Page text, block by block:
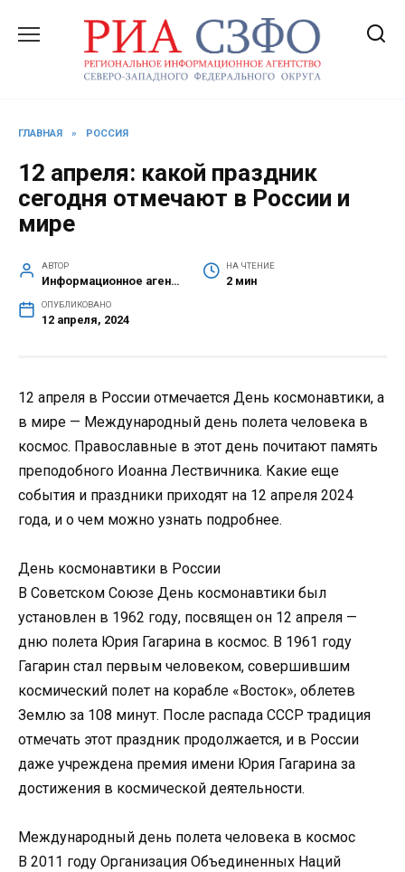
содержанию
ГЛАВНАЯ » РОССИЯ
12 апреля: какой праздник
сегодня отмечают в России и
мире
АВТОР
Информационное агентство СЗФО
НА ЧТЕНИЕ
2 мин
ОПУБЛИКОВАНО
12 апреля, 2024
12 апреля в России отмечается День космонавтики, а
в мире — Международный день полета человека в
космос. Православные в этот день почитают память
преподобного Иоанна Лествичника. Какие еще
события и праздники приходят на 12 апреля 2024
года, и о чем можно узнать подробнее.
День космонавтики в России
В Советском Союзе День космонавтики был
установлен в 1962 году, посвящен он 12 апреля —
дню полета Юрия Гагарина в космос. В 1961 году
Гагарин стал первым человеком, совершившим
космический полет на корабле «Восток», облетев
Землю за 108 минут. После распада СССР традиция
отмечать этот праздник продолжается, и в России
даже учреждена премия имени Юрия Гагарина за
достижения в космической деятельности.
Международный день полета человека в космос
В 2011 году Организация Объединенных Наций